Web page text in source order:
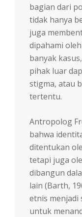
bagian dari
tidak hanya
juga
dipahami
banyak
pihak luar
stigma, atau
tertentu.
Antropolog
bahwa
ditentukan
tetapi juga
dibangun
lain (Barth,
etnis menjadi
untuk